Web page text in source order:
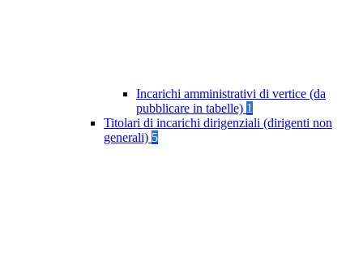
Incarichi amministrativi di vertice (da
pubblicare in tabelle) 1
Titolari di incarichi dirigenziali (dirigenti non
generali) 5